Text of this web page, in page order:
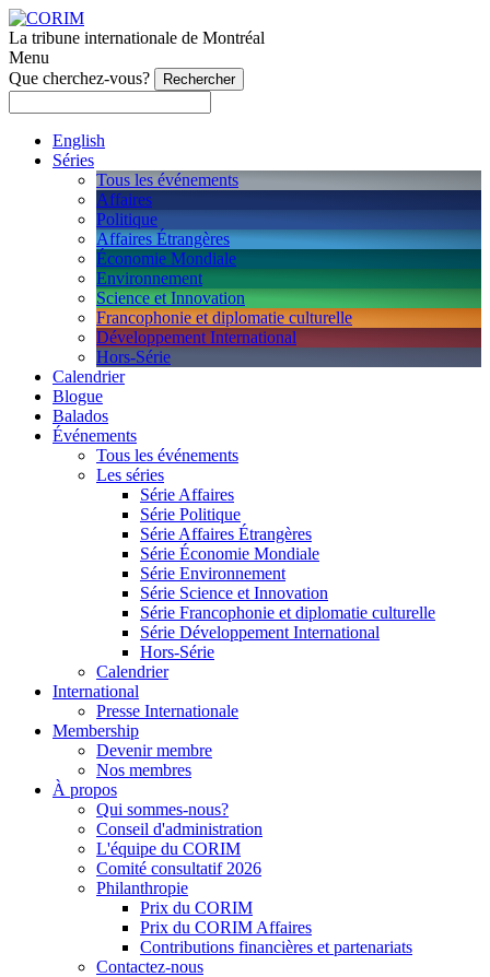
La tribune internationale de Montréal
Menu
Que cherchez-vous?
English
Séries
Tous les événements
Affaires
Politique
Affaires Étrangères
Économie Mondiale
Environnement
Science et Innovation
Francophonie et diplomatie culturelle
Développement International
Hors-Série
Calendrier
Blogue
Balados
Événements
Tous les événements
Les séries
Série Affaires
Série Politique
Série Affaires Étrangères
Série Économie Mondiale
Série Environnement
Série Science et Innovation
Série Francophonie et diplomatie culturelle
Série Développement International
Hors-Série
Calendrier
International
Presse Internationale
Membership
Devenir membre
Nos membres
À propos
Qui sommes-nous?
Conseil d'administration
L'équipe du CORIM
Comité consultatif 2026
Philanthropie
Prix du CORIM
Prix du CORIM Affaires
Contributions financières et partenariats
Contactez-nous